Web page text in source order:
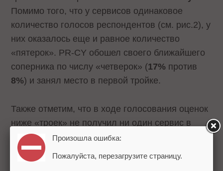
Помимо того, что у сервисов одинаковое
количество голосов респондентов (см. рис.2), у
них оказалось еще и равное количество
«пятерок». PR-CY обошел своего ближайшего
соперника по числу «четверок» (17% против
8%) и занял место в первой тройке.
Также отметим, что в ходе голосования оценок
ниже «троек» не получил ни один сервис в
ТОП-10.
Сервисы, получившие больше всего
Произошла ошибка:
Пожалуйста, перезагрузите страницу.